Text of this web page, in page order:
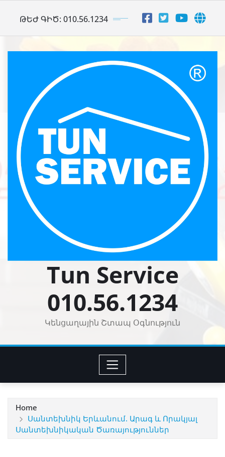
content
ԹԵԺ ԳԻԾ: 010.56.1234
Tun Service
010.56.1234
Կենցաղային Շտապ Օգնություն
Home
Սանտեխնիկ Երևանում. Արագ և Որակյալ
Սանտեխնիկական Ծառայություններ